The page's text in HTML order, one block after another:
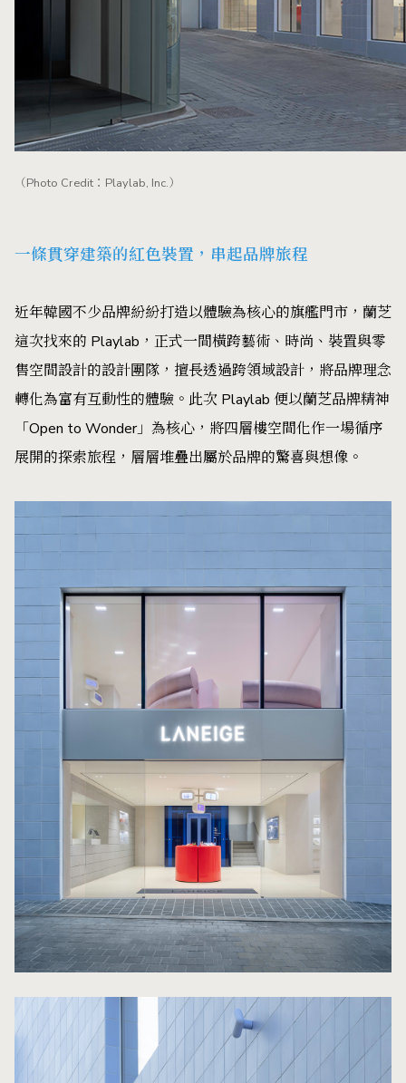
（Photo Credit：Playlab, Inc.）
一條貫穿建築的紅色裝置，串起品牌旅程
近年韓國不少品牌紛紛打造以體驗為核心的旗艦門市，蘭芝
這次找來的 Playlab，正式一間橫跨藝術、時尚、裝置與零
售空間設計的設計團隊，擅長透過跨領域設計，將品牌理念
轉化為富有互動性的體驗。此次 Playlab 便以蘭芝品牌精神
「Open to Wonder」為核心，將四層樓空間化作一場循序
展開的探索旅程，層層堆疊出屬於品牌的驚喜與想像。